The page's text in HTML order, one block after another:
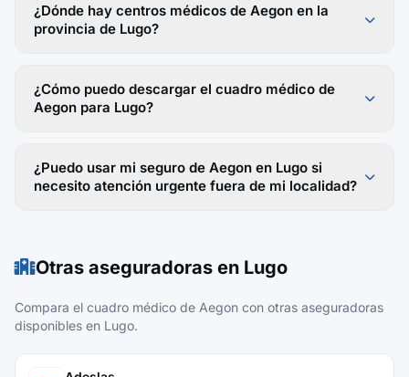
¿Dónde hay centros médicos de Aegon en la
provincia de Lugo?
¿Cómo puedo descargar el cuadro médico de
Aegon para Lugo?
¿Puedo usar mi seguro de Aegon en Lugo si
necesito atención urgente fuera de mi localidad?
Otras aseguradoras en Lugo
Compara el cuadro médico de Aegon con otras aseguradoras
disponibles en Lugo.